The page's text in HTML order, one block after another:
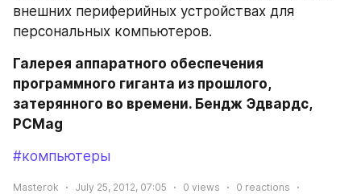
внешних периферийных устройствах для
персональных компьютеров.
Галерея аппаратного обеспечения
программного гиганта из прошлого,
затерянного во времени. Бендж Эдвардс,
PCMag
#компьютеры
Masterok July 25, 2012, 07:05 0 views 0 reactions